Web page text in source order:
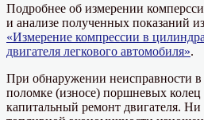
Подробнее об измерении
и анализе полученных показаний
«Измерение компрессии в
двигателя легкового автомобиля».
При обнаружении неисправности
поломке (износе) поршневых колец
капитальный ремонт двигателя.